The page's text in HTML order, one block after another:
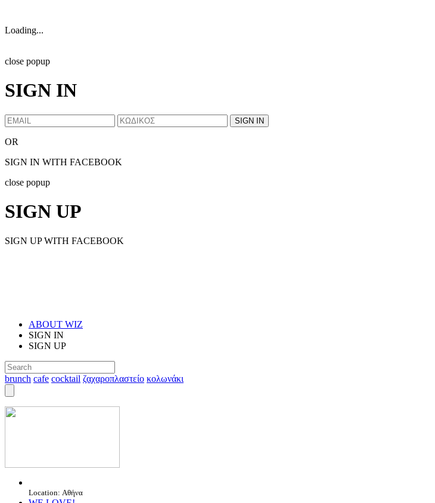
Loading...
close popup
SIGN IN
OR
SIGN IN WITH FACEBOOK
close popup
SIGN UP
SIGN UP WITH FACEBOOK
ABOUT WIZ
SIGN IN
SIGN UP
brunch cafe cocktail ζαχαροπλαστείο κολωνάκι
Location: Αθήνα